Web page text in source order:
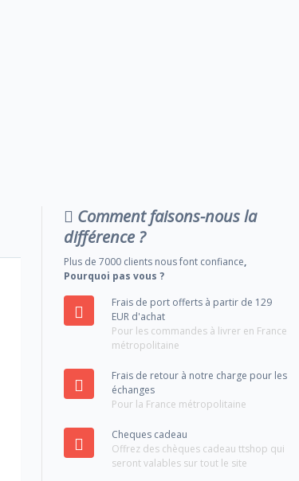
Comment faisons-nous la
différence ?
Plus de 7000 clients nous font confiance,
Pourquoi pas vous ?
Frais de port offerts à partir de 129
EUR d'achat
Pour les commandes à livrer en France
métropolitaine
Frais de retour à notre charge pour les
échanges
Pour la France métropolitaine
Cheques cadeau
Offrez des chèques cadeau ttshop qui
seront valables sur tout le site